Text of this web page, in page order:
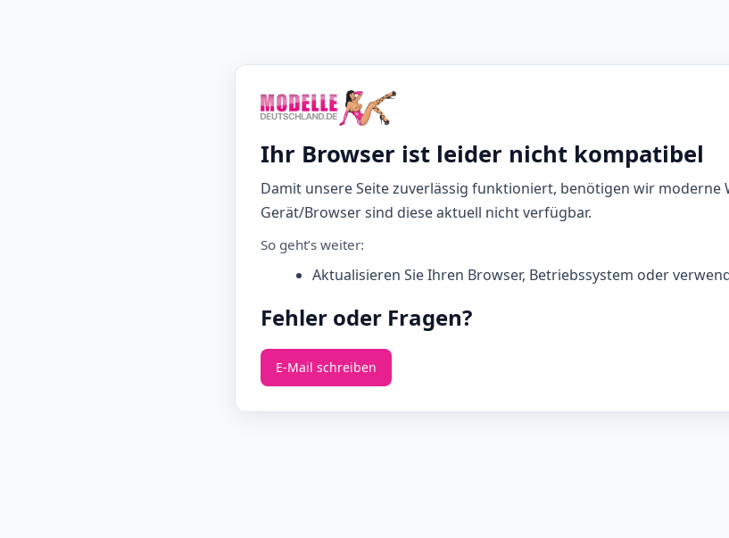
Ihr Browser ist leider nicht kompatibel
Damit unsere Seite zuverlässig funktioniert, benötigen wir moderne
Gerät/Browser sind diese aktuell nicht verfügbar.
So geht’s weiter:
Aktualisieren Sie Ihren Browser, Betriebssystem oder
Fehler oder Fragen?
E‑Mail schreiben